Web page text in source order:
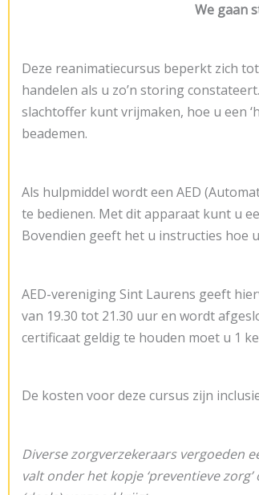
We gaan
Deze reanimatiecursus beperkt zich
handelen als u zo’n storing
slachtoffer kunt vrijmaken, hoe u een
beademen.
Als hulpmiddel wordt een AED
te bedienen. Met dit apparaat kunt u
Bovendien geeft het u instructies hoe
AED-vereniging Sint Laurens geeft
van 19.30 tot 21.30 uur en wordt
certificaat geldig te houden moet u 1
De kosten voor deze cursus zijn
Diverse zorgverzekeraars vergoeden
valt onder het kopje ‘preventieve